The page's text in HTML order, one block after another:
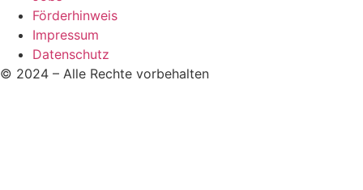
Förderhinweis
Impressum
Datenschutz
© 2024 – Alle Rechte vorbehalten